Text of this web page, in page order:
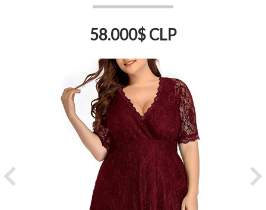
58.000$ CLP
Previous